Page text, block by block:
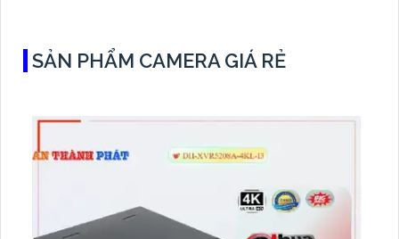
SẢN PHẨM CAMERA GIÁ RẺ